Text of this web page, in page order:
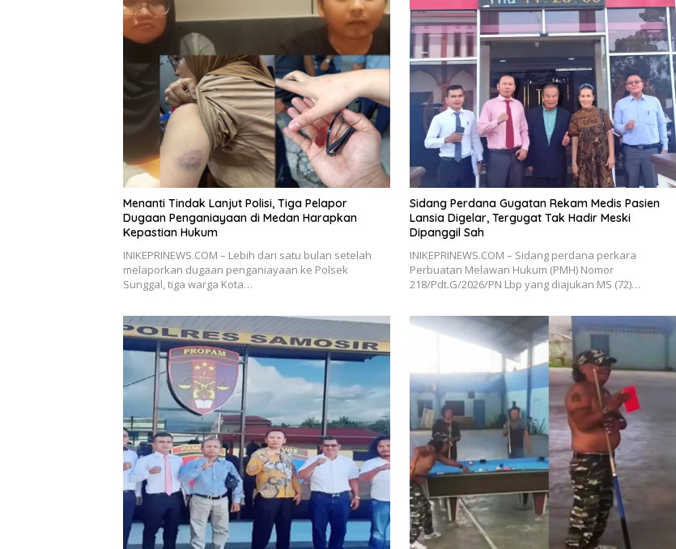
Menanti Tindak Lanjut Polisi, Tiga Pelapor
Dugaan Penganiayaan di Medan Harapkan
Kepastian Hukum
INIKEPRINEWS.COM – Lebih dari satu bulan setelah
melaporkan dugaan penganiayaan ke Polsek
Sunggal, tiga warga Kota…
Sidang Perdana Gugatan Rekam Medis Pasien
Lansia Digelar, Tergugat Tak Hadir Meski
Dipanggil Sah
INIKEPRINEWS.COM – Sidang perdana perkara
Perbuatan Melawan Hukum (PMH) Nomor
218/Pdt.G/2026/PN Lbp yang diajukan MS (72)…